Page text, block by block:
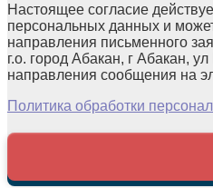
Настоящее согласие
персональных данных и
направления письменного
г.о. город Абакан, г Абакан,
направления сообщения на
Политика обработки